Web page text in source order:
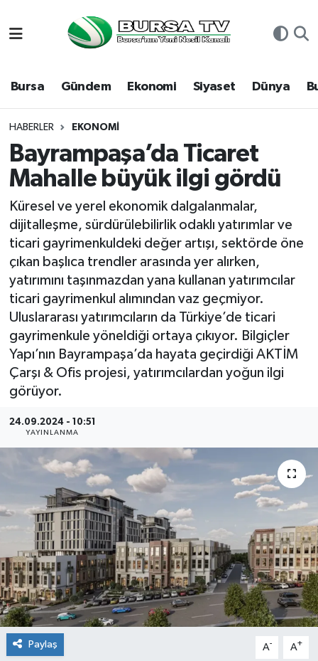
Bursa Gündem Ekonomi Siyaset Dünya
HABERLER EKONOMI
Bayrampaşa’da Ticaret
Mahalle büyük ilgi gördü
Küresel ve yerel ekonomik dalgalanmalar,
dijitalleşme, sürdürülebilirlik odaklı yatırımlar ve
ticari gayrimenkuldeki değer artışı, sektörde öne
çıkan başlıca trendler arasında yer alırken,
yatırımını taşınmazdan yana kullanan yatırımcılar
ticari gayrimenkul alımından vaz geçmiyor.
Uluslararası yatırımcıların da Türkiye’de ticari
gayrimenkule yöneldiği ortaya çıkıyor. Bilgiçler
Yapı’nın Bayrampaşa’da hayata geçirdiği AKTİM
Çarşı & Ofis projesi, yatırımcılardan yoğun ilgi
görüyor.
24.09.2024 - 10:51
YAYINLANMA
Paylaş A- A+
Bursa
Dünya
Eğitim
Ekonomi
Genel
Gündem
Magazin
Sağlık
Siyaset
Spor
Teknoloji
Türkiye
Hava Durumu
Namaz Vakitleri
Trafik Durumu
Süper Lig Puan Durumu ve Fikstür
Tüm Manşetler
Son Dakika Haberleri
Haber Arşivi